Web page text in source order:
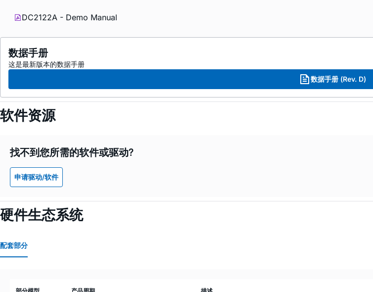
DC2122A - Demo Manual
数据手册
这是最新版本的数据手册
数据手册 (Rev. D)
软件资源
找不到您所需的软件或驱动?
申请驱动/软件
硬件生态系统
配套部分